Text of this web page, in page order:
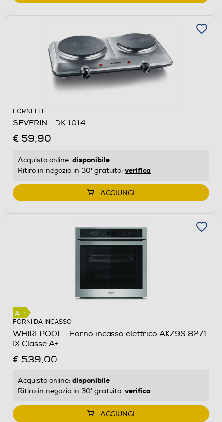
FORNELLI
SEVERIN - DK 1014
€ 59,90
Acquisto online: disponibile
Ritiro in negozio in 30' gratuito: verifica
AGGIUNGI
FORNI DA INCASSO
WHIRLPOOL - Forno incasso elettrico AKZ9S 8271
IX Classe A+
€ 539,00
Acquisto online: disponibile
Ritiro in negozio in 30' gratuito: verifica
AGGIUNGI